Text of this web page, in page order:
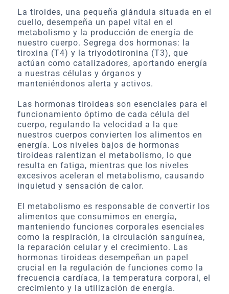
La tiroides, una pequeña glándula situada en el
cuello, desempeña un papel vital en el
metabolismo y la producción de energía de
nuestro cuerpo. Segrega dos hormonas: la
tiroxina (T4) y la triyodotironina (T3), que
actúan como catalizadores, aportando energía
a nuestras células y órganos y
manteniéndonos alerta y activos.
Las hormonas tiroideas son esenciales para el
funcionamiento óptimo de cada célula del
cuerpo, regulando la velocidad a la que
nuestros cuerpos convierten los alimentos en
energía. Los niveles bajos de hormonas
tiroideas ralentizan el metabolismo, lo que
resulta en fatiga, mientras que los niveles
excesivos aceleran el metabolismo, causando
inquietud y sensación de calor.
El metabolismo es responsable de convertir los
alimentos que consumimos en energía,
manteniendo funciones corporales esenciales
como la respiración, la circulación sanguínea,
la reparación celular y el crecimiento. Las
hormonas tiroideas desempeñan un papel
crucial en la regulación de funciones como la
frecuencia cardíaca, la temperatura corporal, el
crecimiento y la utilización de energía.